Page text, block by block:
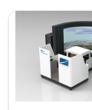
主研發的航空科普教
器。 該設備採用中仿
控制軟件、圖形圖像系
統，並基於科普教育的
備進行了適當的調整，
對青少年用戶。 該設
大飛機的高精度飛行模
視覺和聽覺效果，為客
式的模擬飛行體驗同時